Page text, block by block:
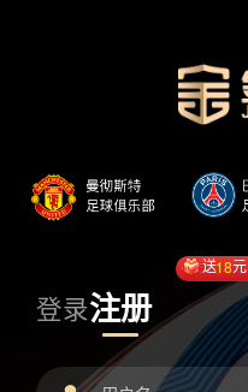
登录注册
送18元